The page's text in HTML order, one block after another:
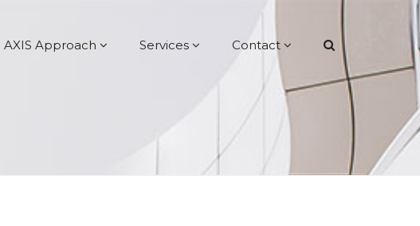
AXIS Approach Services Contact